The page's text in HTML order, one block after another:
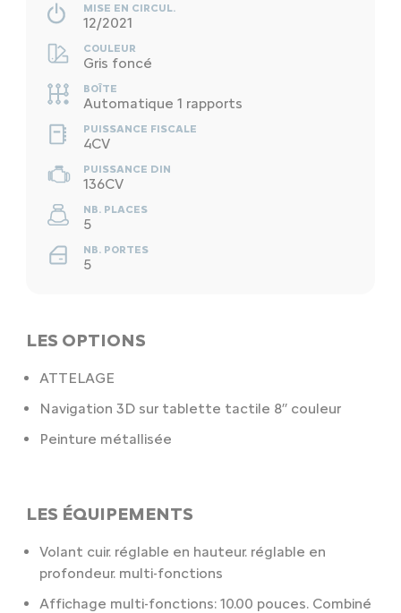
MISE EN CIRCUL.
12/2021
COULEUR
Gris foncé
BOÎTE
Automatique 1 rapports
PUISSANCE FISCALE
4CV
PUISSANCE DIN
136CV
NB. PLACES
5
NB. PORTES
5
LES OPTIONS
ATTELAGE
Navigation 3D sur tablette tactile 8’’ couleur
Peinture métallisée
LES ÉQUIPEMENTS
Volant cuir. réglable en hauteur. réglable en
profondeur. multi-fonctions
Affichage multi-fonctions: 10.00 pouces. Combiné